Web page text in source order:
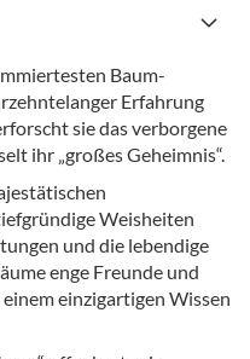
Baum-
Erfahrung
sie das verborgene
ihr „großes Geheimnis“.
Weisheiten
und die lebendige
enge Freunde und
einzigartigen Wissen